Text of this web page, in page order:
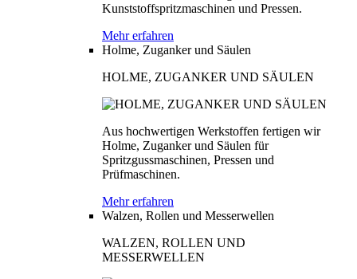
Kunststoffspritzmaschinen und Pressen.
Mehr erfahren
Holme, Zuganker und Säulen
HOLME, ZUGANKER UND SÄULEN
Aus hochwertigen Werkstoffen fertigen wir
Holme, Zuganker und Säulen für
Spritzgussmaschinen, Pressen und
Prüfmaschinen.
Mehr erfahren
Walzen, Rollen und Messerwellen
WALZEN, ROLLEN UND
MESSERWELLEN